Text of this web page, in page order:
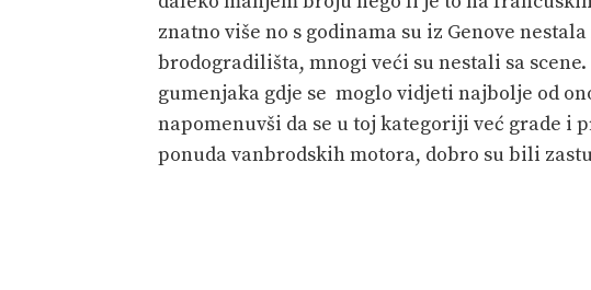
znatno više no s godinama su iz Genove
brodogradilišta, mnogi veći su nestali sa
gumenjaka gdje se moglo vidjeti najbolje od
napomenuvši da se u toj kategoriji već grade i
ponuda vanbrodskih motora, dobro su bili